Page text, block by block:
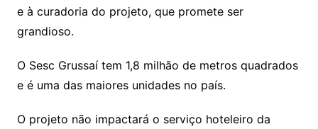
e à curadoria do projeto, que promete ser
grandioso.
O Sesc Grussaí tem 1,8 milhão de metros quadrados
e é uma das maiores unidades no país.
O projeto não impactará o serviço hoteleiro da